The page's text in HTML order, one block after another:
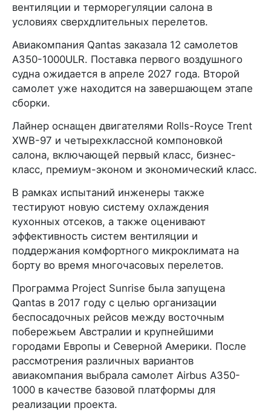
вентиляции и терморегуляции салона в
условиях сверхдлительных перелетов.
Авиакомпания Qantas заказала 12 самолетов
A350-1000ULR. Поставка первого воздушного
судна ожидается в апреле 2027 года. Второй
самолет уже находится на завершающем этапе
сборки.
Лайнер оснащен двигателями Rolls-Royce Trent
XWB-97 и четырехклассной компоновкой
салона, включающей первый класс, бизнес-
класс, премиум-эконом и экономический класс.
В рамках испытаний инженеры также
тестируют новую систему охлаждения
кухонных отсеков, а также оценивают
эффективность систем вентиляции и
поддержания комфортного микроклимата на
борту во время многочасовых перелетов.
Программа Project Sunrise была запущена
Qantas в 2017 году с целью организации
беспосадочных рейсов между восточным
побережьем Австралии и крупнейшими
городами Европы и Северной Америки. После
рассмотрения различных вариантов
авиакомпания выбрала самолет Airbus A350-
1000 в качестве базовой платформы для
реализации проекта.